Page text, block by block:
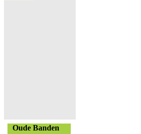
Oude Banden